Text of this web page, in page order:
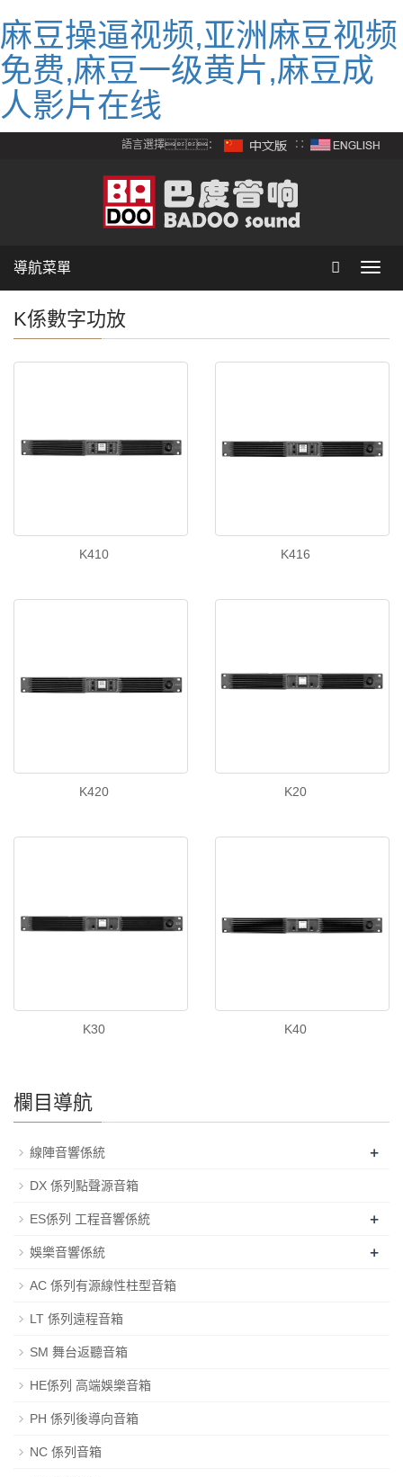
麻豆操逼视频,亚洲麻豆视频
免费,麻豆一级黄片,麻豆成
人影片在线
語言選擇： ∷
導航菜單
K係數字功放
K410 K416
K420 K20
K30 K40
欄目導航
線陣音響係統 +
DX 係列點聲源音箱
ES係列 工程音響係統 +
娛樂音響係統 +
AC 係列有源線性柱型音箱
LT 係列遠程音箱
SM 舞台返聽音箱
HE係列 高端娛樂音箱
PH 係列後導向音箱
NC 係列音箱